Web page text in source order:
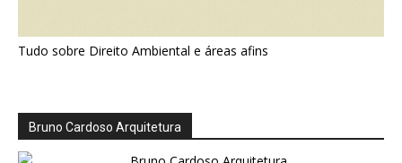
Tudo sobre Direito Ambiental e áreas afins
Bruno Cardoso Arquitetura